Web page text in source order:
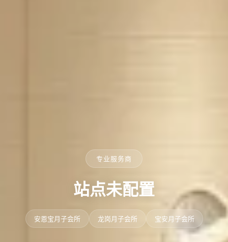
专业服务商
站点未配置
安恩宝月子会所 龙岗月子会所 宝安月子会所